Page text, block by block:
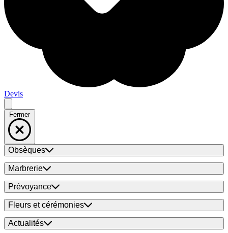
Devis
Fermer
Obsèques
Marbrerie
Prévoyance
Fleurs et cérémonies
Actualités